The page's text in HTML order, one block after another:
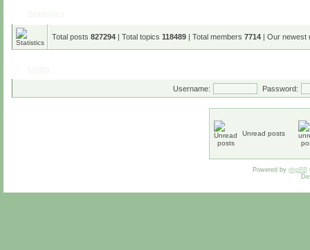
Total posts 827294 | Total topics 118489 | Total members 7714 | Our newest
Username: Password:
Unread posts
Powered by phpBB